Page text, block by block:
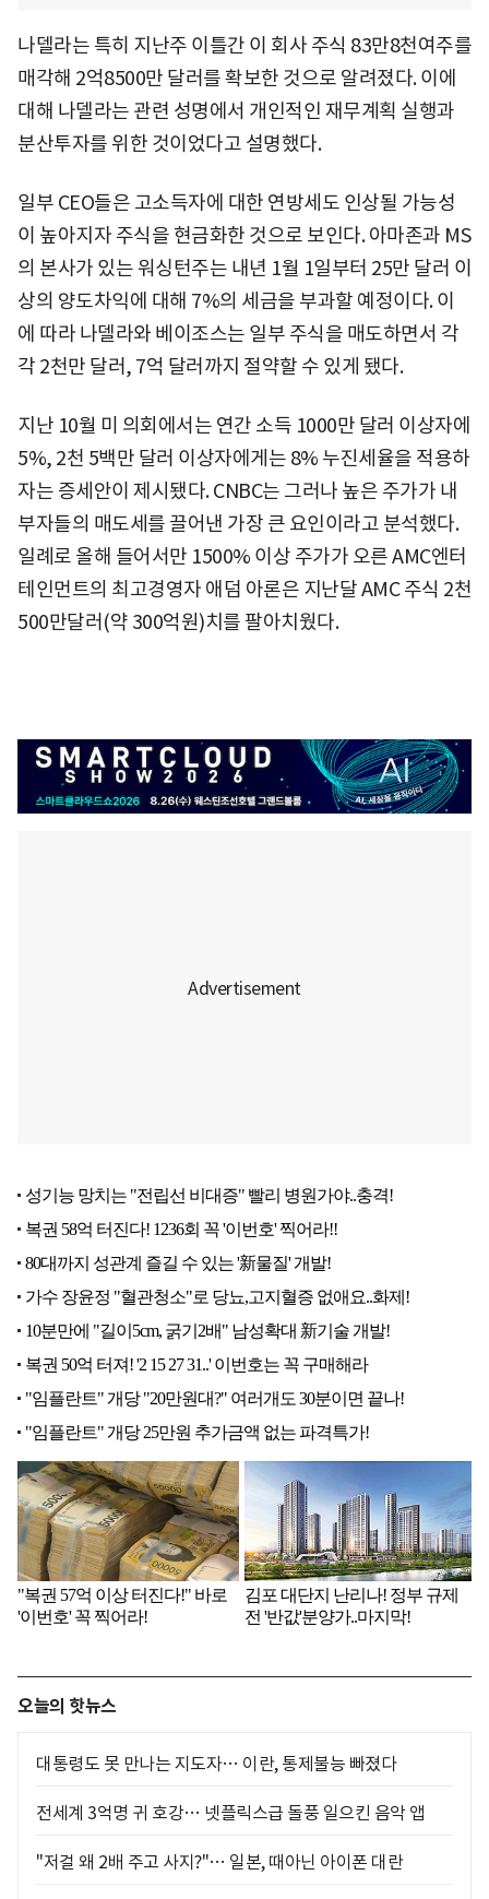
나델라는 특히 지난주 이틀간 이 회사 주식 83만8천여주를
매각해 2억8500만 달러를 확보한 것으로 알려졌다. 이에
대해 나델라는 관련 성명에서 개인적인 재무계획 실행과
분산투자를 위한 것이었다고 설명했다.
일부 CEO들은 고소득자에 대한 연방세도 인상될 가능성
이 높아지자 주식을 현금화한 것으로 보인다. 아마존과 MS
의 본사가 있는 워싱턴주는 내년 1월 1일부터 25만 달러 이
상의 양도차익에 대해 7%의 세금을 부과할 예정이다. 이
에 따라 나델라와 베이조스는 일부 주식을 매도하면서 각
각 2천만 달러, 7억 달러까지 절약할 수 있게 됐다.
지난 10월 미 의회에서는 연간 소득 1000만 달러 이상자에
5%, 2천 5백만 달러 이상자에게는 8% 누진세율을 적용하
자는 증세안이 제시됐다. CNBC는 그러나 높은 주가가 내
부자들의 매도세를 끌어낸 가장 큰 요인이라고 분석했다.
일례로 올해 들어서만 1500% 이상 주가가 오른 AMC엔터
테인먼트의 최고경영자 애덤 아론은 지난달 AMC 주식 2천
500만달러(약 300억원)치를 팔아치웠다.
오늘의 핫뉴스
대통령도 못 만나는 지도자… 이란, 통제불능 빠졌다
전세계 3억명 귀 호강… 넷플릭스급 돌풍 일으킨 음악 앱
"저걸 왜 2배 주고 사지?"… 일본, 때아닌 아이폰 대란